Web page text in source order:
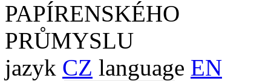
PAPÍRENSKÉHO
PRŮMYSLU
jazyk CZ language EN